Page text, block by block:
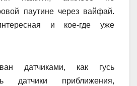
паутине через вайфай.
и кое-где уже
датчиками, как гусь
датчики приближения,